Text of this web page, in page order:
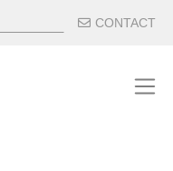
輔助選
CONTACT